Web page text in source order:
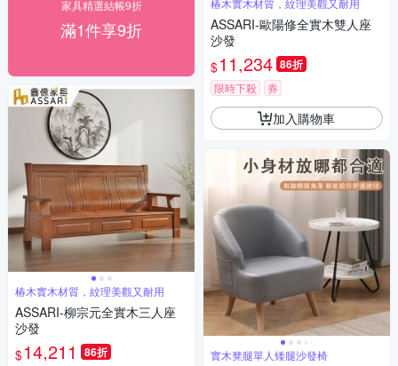
家具精選結帳9折
滿1件享9折
椿木實木材質，紋理美觀又耐用
ASSARI-柳宗元全實木三人座
沙發
$14,211 86折
椿木實木材質，紋理美觀又耐用
ASSARI-歐陽修全實木雙人座
沙發
$11,234 86折
限時下殺 券
加入購物車
實木凳腿單人矮腿沙發椅